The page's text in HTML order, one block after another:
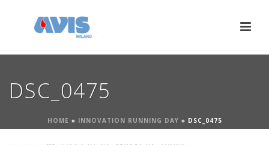
DSC_0475
HOME » INNOVATION RUNNING DAY » DSC_0475